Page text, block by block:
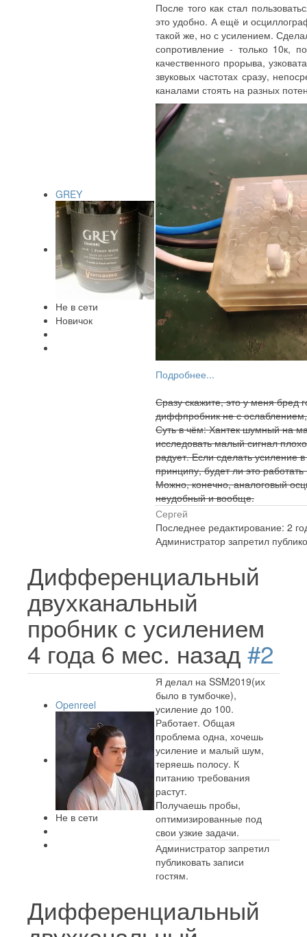
GREY
Не в сети
Новичок
После того как стал
это удобно. А ещё и
такой же, но с усилением.
сопротивление - только 10к,
качественного прорыва,
звуковых частотах сразу,
каналами стоять на разных
Подробнее...
Сразу скажите, это у меня бред
диффпробник не с
Суть в чём: Хантек шумный на
исследовать малый сигнал
радует. Если сделать усиление
принципу, будет ли это
Можно, конечно, аналоговый
неудобный и вообще.
Сергей
Последнее редактирование: 2
Администратор запретил
Дифференциальный
двухканальный
пробник с усилением
4 года 6 мес. назад #2
Openreel
Не в сети
Я делал на SSM2019(их
было в тумбочке),
усиление до 100.
Работает. Общая
проблема одна, хочешь
усиление и малый шум,
теряешь полосу. К
питанию требования
растут.
Получаешь пробы,
оптимизированные под
свои узкие задачи.
Администратор запретил
публиковать записи
гостям.
Дифференциальный